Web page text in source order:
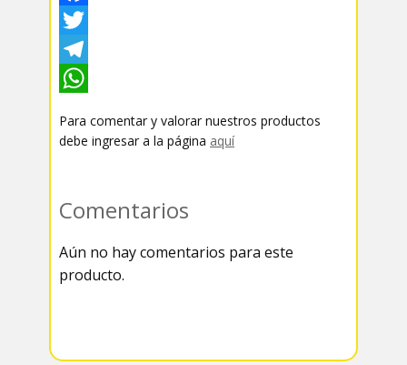
F
a
c
b
k
T
w
t
r
T
l
r
a
m
h
s
A
p
Para comentar y valorar nuestros productos
debe ingresar a la página aquí
Comentarios
Aún no hay comentarios para este
producto.